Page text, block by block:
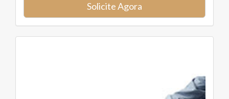
Solicite Agora